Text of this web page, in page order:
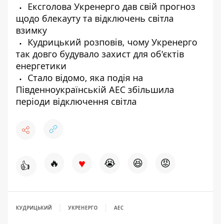
Ексголова Укренерго дав свій прогноз
щодо блекауту та відключень світла
взимку
Кудрицький розповів, чому Укренерго
так довго будувало захист для об'єктів
енергетики
Стало відомо, яка подія на
Південноукраїнській АЕС збільшила
періоди відключення світла
👍 🔥 ♥ 😭 😆 😡
КУДРИЦЬКИЙ УКРЕНЕРГО АЕС